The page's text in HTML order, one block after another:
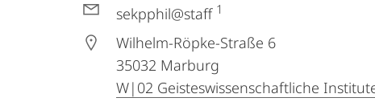
sekpphil@staff 1
Wilhelm-Röpke-Straße 6
35032 Marburg
W|02 Geisteswissenschaftliche